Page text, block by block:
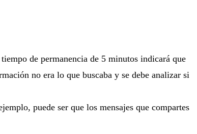
de permanencia de 5 minutos indicará que
no era lo que buscaba y se debe analizar si
puede ser que los mensajes que compartes